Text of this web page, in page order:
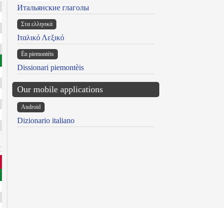
Итальянские глаголы
Στα ελληνικά
Ιταλικό Λεξικό
Ën piemontèis
Dissionari piemontèis
Our mobile applications
Android
Dizionario italiano